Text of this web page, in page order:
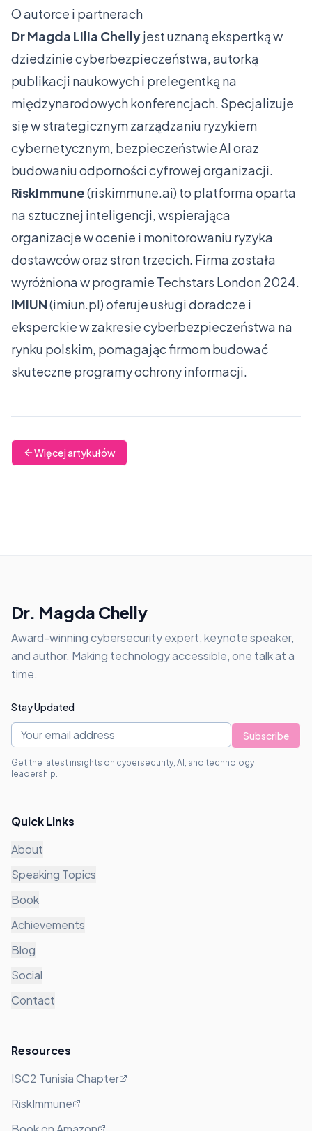
O autorce i partnerach
Dr Magda Lilia Chellyjest uznaną ekspertką w
dziedzinie cyberbezpieczeństwa, autorką
publikacji naukowych i prelegentką na
międzynarodowych konferencjach. Specjalizuje
się w strategicznym zarządzaniu ryzykiem
cybernetycznym, bezpieczeństwie AI oraz
budowaniu odporności cyfrowej organizacji.
RiskImmune(riskimmune.ai) to platforma oparta
na sztucznej inteligencji, wspierająca
organizacje w ocenie i monitorowaniu ryzyka
dostawców oraz stron trzecich. Firma została
wyróżniona w programie Techstars London 2024.
IMIUN(imiun.pl) oferuje usługi doradcze i
eksperckie w zakresie cyberbezpieczeństwa na
rynku polskim, pomagając firmom budować
skuteczne programy ochrony informacji.
Więcej artykułów
Dr. Magda Chelly
Award-winning cybersecurity expert, keynote speaker,
and author. Making technology accessible, one talk at a
time.
Stay Updated
Subscribe
Get the latest insights on cybersecurity, AI, and technology
leadership.
Quick Links
About
Speaking Topics
Book
Achievements
Blog
Social
Contact
Resources
ISC2 Tunisia Chapter
RiskImmune